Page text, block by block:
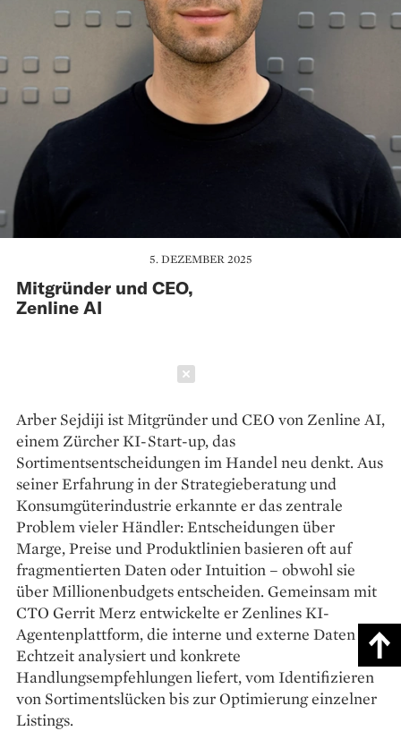
5. DEZEMBER 2025
Mitgründer und CEO,
Zenline AI
Arber Sejdiji ist Mitgründer und CEO von Zenline AI,
einem Zürcher KI-Start-up, das
Sortimentsentscheidungen im Handel neu denkt. Aus
seiner Erfahrung in der Strategieberatung und
Konsumgüterindustrie erkannte er das zentrale
Problem vieler Händler: Entscheidungen über
Marge, Preise und Produktlinien basieren oft auf
fragmentierten Daten oder Intuition – obwohl sie
über Millionenbudgets entscheiden. Gemeinsam mit
CTO Gerrit Merz entwickelte er Zenlines KI-
Agentenplattform, die interne und externe Daten in
Echtzeit analysiert und konkrete
Handlungsempfehlungen liefert, vom Identifizieren
von Sortimentslücken bis zur Optimierung einzelner
Listings.